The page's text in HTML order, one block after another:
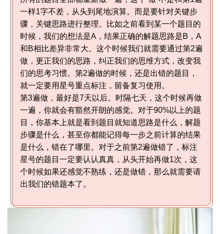
一样1字不差，从头到尾地演算。而是要针对关键步
骤，关键思路进行整理。比如之前看到某一个题目的
时候，我们的想法是A，结果正确的解题思路是B，A
和B相比差异非常大。这个时候我们就需要通过第2遍
做，更正我们的思路，纠正我们的思维方式，改变我
们的思考习惯。第2遍做的时候，还是出错的题目，
就一定要用星号重点标注，留备复习使用。
第3遍做，最好是7天以后。时隔七天，这个时候再做
一遍，你就会有豁然开朗的感觉。对于90%以上的题
目，你基本上就是看到题目就知道思路是什么，解题
步骤是什么，甚至你都能记得每一步之前计算的结果
是什么，错在了哪里。对于之前第2遍做错了，标注
星号的题目一定要认认真真，从头开始再做1次，这
个时候如果还感觉不熟练，还是做错，那么就需要请
出我们的错题本了。